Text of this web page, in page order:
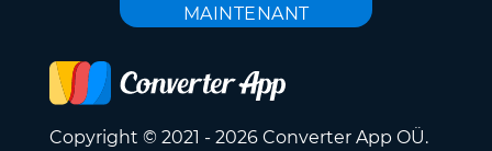
MAINTENANT
Copyright © 2021 - 2026 Converter App OÜ.